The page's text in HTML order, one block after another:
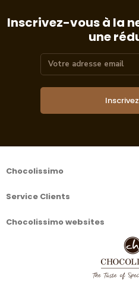
Inscrivez-vous à la
une
Chocolissimo
Service Clients
Chocolissimo websites